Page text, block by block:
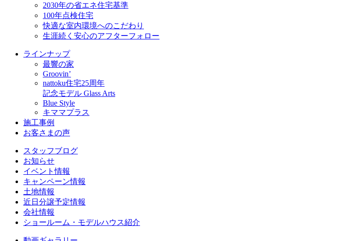
2030年の省エネ住宅基準
100年点検住宅
快適な室内環境へのこだわり
生涯続く安心のアフターフォロー
ラインナップ
最響の家
Groovin’
nattoku住宅25周年
記念モデル Glass Arts
Blue Style
キママプラス
施工事例
お客さまの声
スタッフブログ
お知らせ
イベント情報
キャンペーン情報
土地情報
近日分譲予定情報
会社情報
ショールーム・モデルハウス紹介